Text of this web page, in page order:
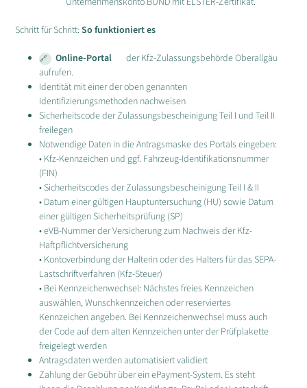
Schritt für Schritt:So funktioniert es
Online-Portal
der Kfz-Zulassungsbehörde Oberallgäu
aufrufen.
Identität mit einer der oben genannten
Identifizierungsmethoden nachweisen
Sicherheitscode der Zulassungsbescheinigung Teil I und Teil II
freilegen
Notwendige Daten in die Antragsmaske des Portals eingeben:
• Kfz-Kennzeichen und ggf. Fahrzeug-Identifikationsnummer
(FIN)
• Sicherheitscodes der Zulassungsbescheinigung Teil I & II
• Datum einer gültigen Hauptuntersuchung (HU) sowie Datum
einer gültigen Sicherheitsprüfung (SP)
• eVB-Nummer der Versicherung zum Nachweis der Kfz-
Haftpflichtversicherung
• Kontoverbindung der Halterin oder des Halters für das SEPA-
Lastschriftverfahren (Kfz-Steuer)
• Bei Kennzeichenwechsel: Nächstes freies Kennzeichen
auswählen, Wunschkennzeichen oder reserviertes
Kennzeichen angeben. Bei Kennzeichenwechsel muss auch
der Code auf dem alten Kennzeichen unter der Prüfplakette
freigelegt werden
Antragsdaten werden automatisiert validiert
Zahlung der Gebühr über ein ePayment-System. Es steht